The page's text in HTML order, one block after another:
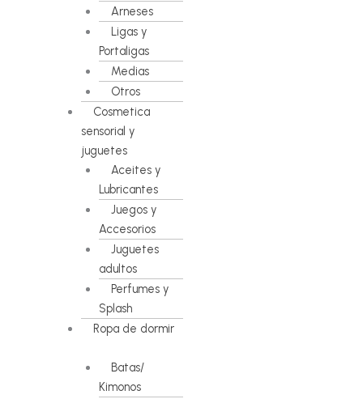
Arneses
Ligas y
Portaligas
Medias
Otros
Cosmetica
sensorial y
juguetes
Aceites y
Lubricantes
Juegos y
Accesorios
Juguetes
adultos
Perfumes y
Splash
Ropa de dormir
Batas/
Kimonos